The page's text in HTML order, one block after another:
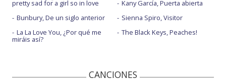
pretty sad for a girl so in love
Bunbury, De un siglo anterior
La La Love You, ¿Por qué me
miráis así?
Kany García, Puerta abierta
Sienna Spiro, Visitor
The Black Keys, Peaches!
CANCIONES